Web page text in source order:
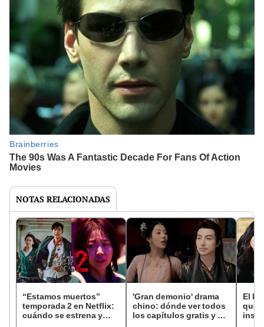
NOTAS RELACIONADAS
“Estamos muertos”
temporada 2 en Netflix:
cuándo se estrena y
'Gran demonio' drama
chino: dónde ver todos
los capítulos gratis y en
El k-
que